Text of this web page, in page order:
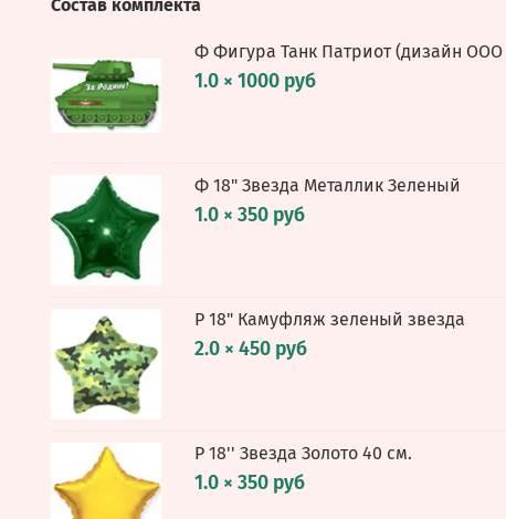
Состав комплекта
Ф Фигура Танк Патриот (дизайн
1.0 × 1000 руб
Ф 18" Звезда Металлик Зеленый
1.0 × 350 руб
Р 18" Камуфляж зеленый звезда
2.0 × 450 руб
Р 18'' Звезда Золото 40 см.
1.0 × 350 руб